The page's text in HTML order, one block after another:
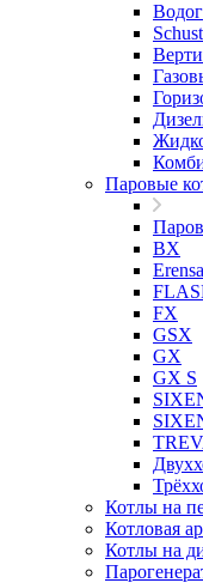
Паровые
BX
FX
GSX
GX
GX S
Котлы на
Котловая
Котлы на